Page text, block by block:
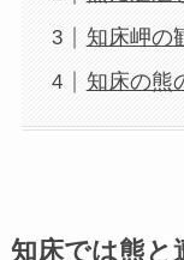
知床岬の
知床の熊
知床では熊と